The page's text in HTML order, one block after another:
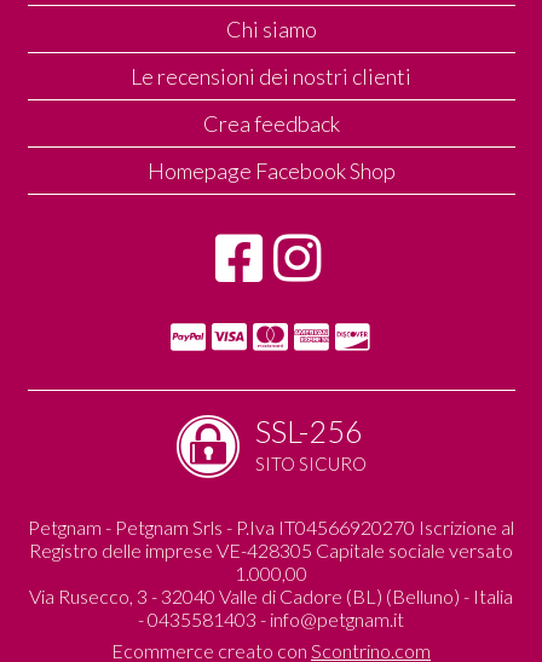
Chi siamo
Le recensioni dei nostri clienti
Crea feedback
Homepage Facebook Shop
SSL-256
SITO SICURO
Petgnam - Petgnam Srls - P.Iva IT04566920270 Iscrizione al
Registro delle imprese VE-428305 Capitale sociale versato
1.000,00
Via Rusecco, 3 - 32040 Valle di Cadore (BL) (Belluno) - Italia
- 0435581403 - info@petgnam.it
Ecommerce creato con Scontrino.com